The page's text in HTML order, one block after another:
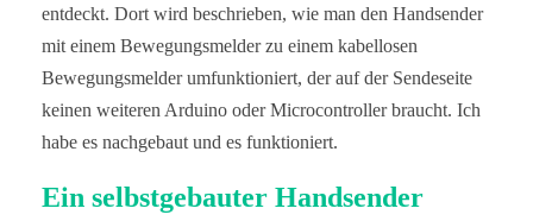
entdeckt. Dort wird beschrieben, wie man den Handsender
mit einem Bewegungsmelder zu einem kabellosen
Bewegungsmelder umfunktioniert, der auf der Sendeseite
keinen weiteren Arduino oder Microcontroller braucht. Ich
habe es nachgebaut und es funktioniert.
Ein selbstgebauter Handsender